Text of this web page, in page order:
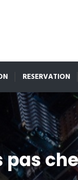
RESERVATION
pas